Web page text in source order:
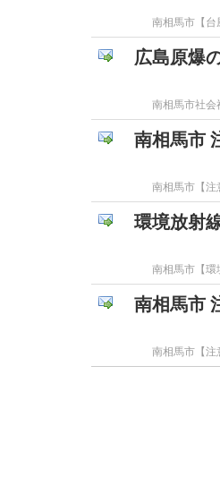
南相馬市【
広島原爆
南相馬市社
南相馬市
南相馬市【
環境放射
南相馬市【
南相馬市
南相馬市【